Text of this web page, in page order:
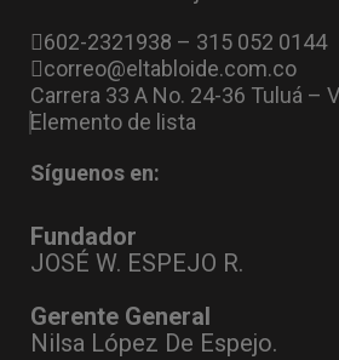
602-2321938 – 315 052 0144
correo@eltabloide.com.co
Carrera 33 A No. 24-36 Tuluá –
Elemento de lista
Síguenos en:
Fundador
JOSÉ W. ESPEJO R.
Gerente General
Nilsa López De Espejo.